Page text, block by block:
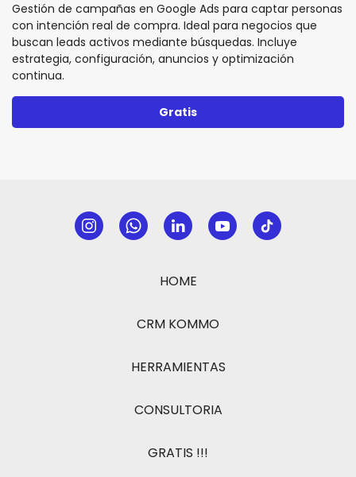
Gestión de campañas en Google Ads para captar personas
con intención real de compra. Ideal para negocios que
buscan leads activos mediante búsquedas. Incluye
estrategia, configuración, anuncios y optimización
continua.
Gratis
HOME
CRM KOMMO
HERRAMIENTAS
CONSULTORIA
GRATIS !!!